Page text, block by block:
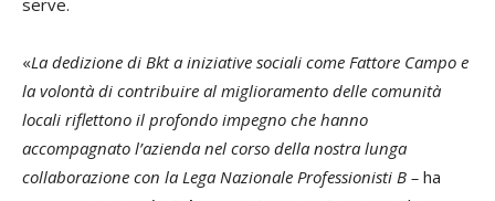
«La dedizione di Bkt a iniziative sociali come Fattore Campo e
la volontà di contribuire al miglioramento delle comunità
locali riflettono il profondo impegno che hanno
accompagnato l’azienda nel corso della nostra lunga
collaborazione con la Lega Nazionale Professionisti B – ha